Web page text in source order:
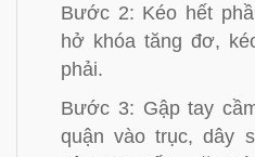
Bước 2: Kéo hết
hở khóa tăng đơ,
phải.
Bước 3: Gập tay c
quận vào trục, dây